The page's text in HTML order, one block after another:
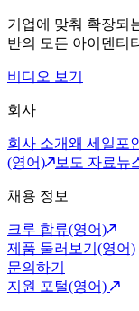
기업에 맞춰 확장되
반의 모든 아이덴티
비디오 보기
회사
회사 소개왜 세일포
(영어)
보도 자료뉴
채용 정보
크루 합류(영어)
제품 둘러보기(영어)
문의하기
지원 포털(영어)